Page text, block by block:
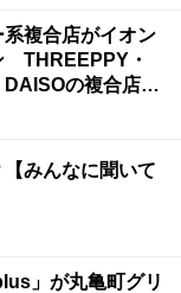
複合店がイオン
THREEPPY・
の複合店は
みんなに聞いて
」が丸亀町グリ